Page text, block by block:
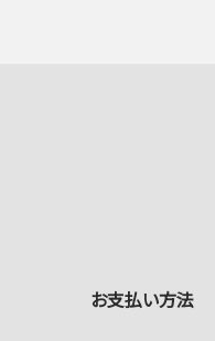
お支払い方法